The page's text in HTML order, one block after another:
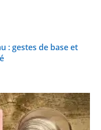
: gestes de base et